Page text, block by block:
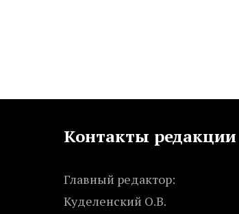
Контакты редакции
Главный редактор:
Куделенский О.В.